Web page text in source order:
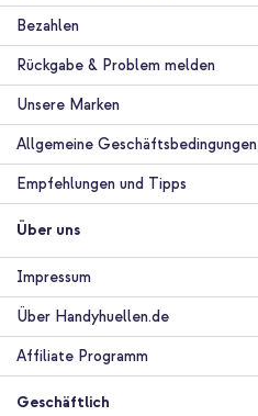
Bezahlen
Rückgabe & Problem melden
Unsere Marken
Allgemeine Geschäftsbedingungen
Empfehlungen und Tipps
Über uns
Impressum
Über Handyhuellen.de
Affiliate Programm
Geschäftlich